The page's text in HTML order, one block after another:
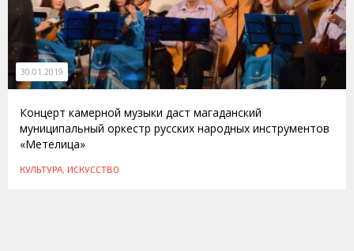
30.01.2019
Концерт камерной музыки даст магаданский
муниципальный оркестр русских народных инструментов
«Метелица»
КУЛЬТУРА, ИСКУССТВО